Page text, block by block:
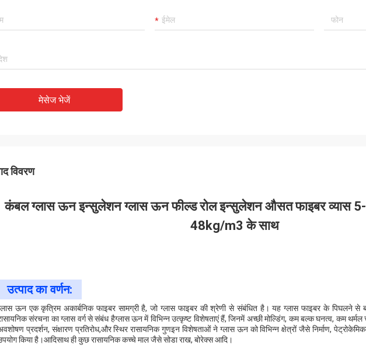
मेसेज भेजें
विवरण
कंबल ग्लास ऊन इन्सुलेशन ग्लास ऊन फील्ड रोल इन्सुलेशन औसत फाइबर व्यास
48kg/m3 के साथ
उत्पाद का वर्णन:
ऊन एक कृत्रिम अकार्बनिक फाइबर सामग्री है, जो ग्लास फाइबर की श्रेणी से संबंधित है। यह ग्लास फाइबर के पिघलने से
संरचना का ग्लास वर्ग से संबंध हैग्लास ऊन में विभिन्न उत्कृष्ट विशेषताएं हैं, जिनमें अच्छी मोल्डिंग, कम बल्क घनत्व, कम
प्रदर्शन, संक्षारण प्रतिरोध,और स्थिर रासायनिक गुणइन विशेषताओं ने ग्लास ऊन को विभिन्न क्षेत्रों जैसे निर्माण,
किया है।आदिसाथ ही कुछ रासायनिक कच्चे माल जैसे सोडा राख, बोरेक्स आदि।